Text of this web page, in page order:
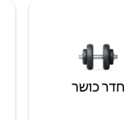
חדר כושר